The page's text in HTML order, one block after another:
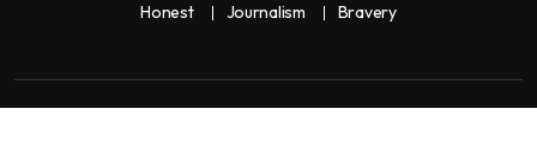
Honest Journalism Bravery